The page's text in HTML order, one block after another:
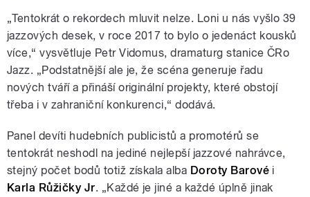
„Tentokrát o rekordech mluvit nelze. Loni u nás vyšlo 39
jazzových desek, v roce 2017 to bylo o jedenáct kousků
více,“ vysvětluje Petr Vidomus, dramaturg stanice ČRo
Jazz. „Podstatnější ale je, že scéna generuje řadu
nových tváří a přináší originální projekty, které obstojí
třeba i v zahraniční konkurenci,“ dodává.
Panel devíti hudebních publicistů a promotérů se
tentokrát neshodl na jediné nejlepší jazzové nahrávce,
stejný počet bodů totiž získala alba Doroty Barové i
Karla Růžičky Jr. „Každé je jiné a každé úplně jinak